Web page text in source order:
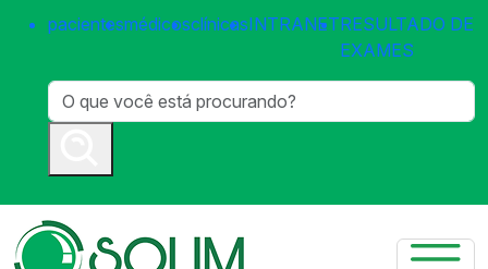
pacientesmédicosclínicasINTRANETRESULTADO DE
EXAMES